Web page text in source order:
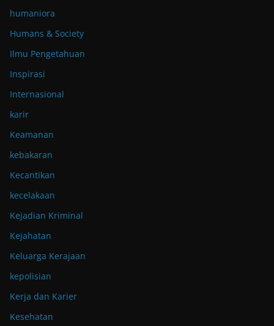
humaniora
Humans & Society
Ilmu Pengetahuan
Inspirasi
Internasional
karir
Keamanan
kebakaran
Kecantikan
kecelakaan
Kejadian Kriminal
Kejahatan
Keluarga Kerajaan
kepolisian
Kerja dan Karier
Kesehatan